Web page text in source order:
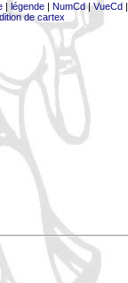
| légende| NumCd|VueCd|
de cartex